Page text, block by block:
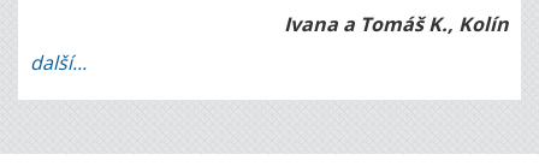
Ivana a Tomáš K., Kolín
další...